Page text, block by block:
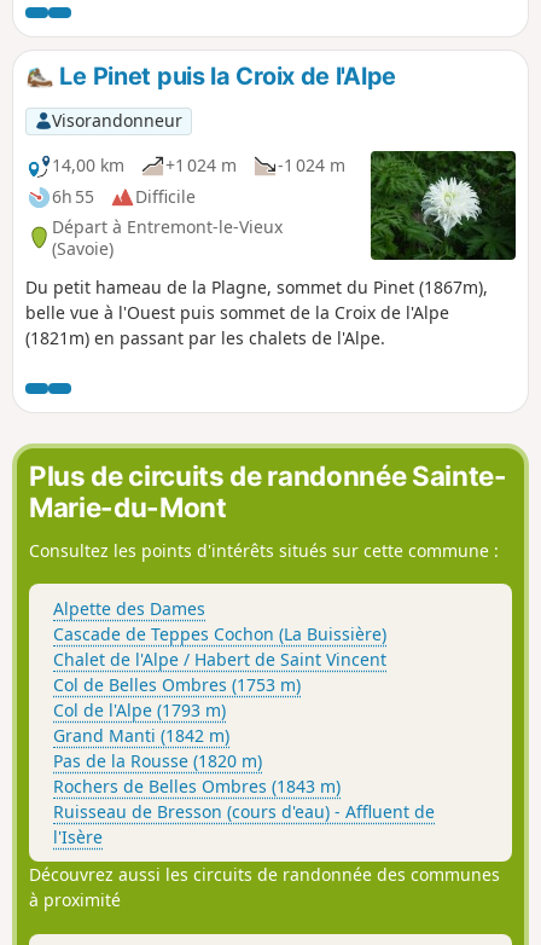
remarquable.
Le Pinet puis la Croix de l'Alpe
Visorandonneur
14,00 km
+1 024 m
-1 024 m
6h 55
Difficile
Départ à Entremont-le-Vieux
(Savoie)
Du petit hameau de la Plagne, sommet du Pinet (1867m),
belle vue à l'Ouest puis sommet de la Croix de l'Alpe
(1821m) en passant par les chalets de l'Alpe.
Plus de circuits de randonnée Sainte-
Marie-du-Mont
Consultez les points d'intérêts situés sur cette commune :
Alpette des Dames
Cascade de Teppes Cochon (La Buissière)
Chalet de l'Alpe / Habert de Saint Vincent
Col de Belles Ombres (1753 m)
Col de l'Alpe (1793 m)
Grand Manti (1842 m)
Pas de la Rousse (1820 m)
Rochers de Belles Ombres (1843 m)
Ruisseau de Bresson (cours d'eau) - Affluent de
l'Isère
Découvrez aussi les circuits de randonnée des communes
à proximité